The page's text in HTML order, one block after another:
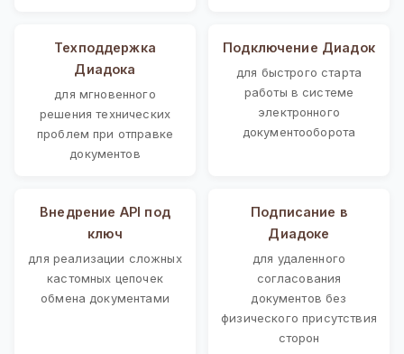
Техподдержка
Диадока
для мгновенного
решения технических
проблем при отправке
документов
Подключение Диадок
для быстрого старта
работы в системе
электронного
документооборота
Внедрение API под
ключ
для реализации сложных
кастомных цепочек
обмена документами
Подписание в
Диадоке
для удаленного
согласования
документов без
физического присутствия
сторон